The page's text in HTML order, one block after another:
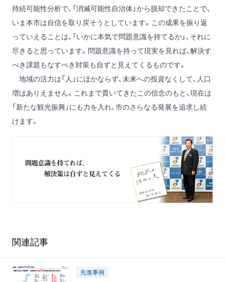
持続可能性分析で、「消滅可能性自治体」から脱却できたことで、
いま本市は自信を取り戻そうとしています。この成果を振り返
っていえることは、「いかに本気で問題意識を持てるか」、それに
尽きると思っています。問題意識を持って現実を見れば、解決す
べき課題もなすべき対策も自ずと見えてくるものです。
地域の活力は「人」にほかならず、未来への投資なくして、人口
増はありえません。これまで貫いてきたこの信念のもと、現在は
「新たな観光振興」にも力を入れ、市のさらなる発展を追求し続
けます。
関連記事
先進事例